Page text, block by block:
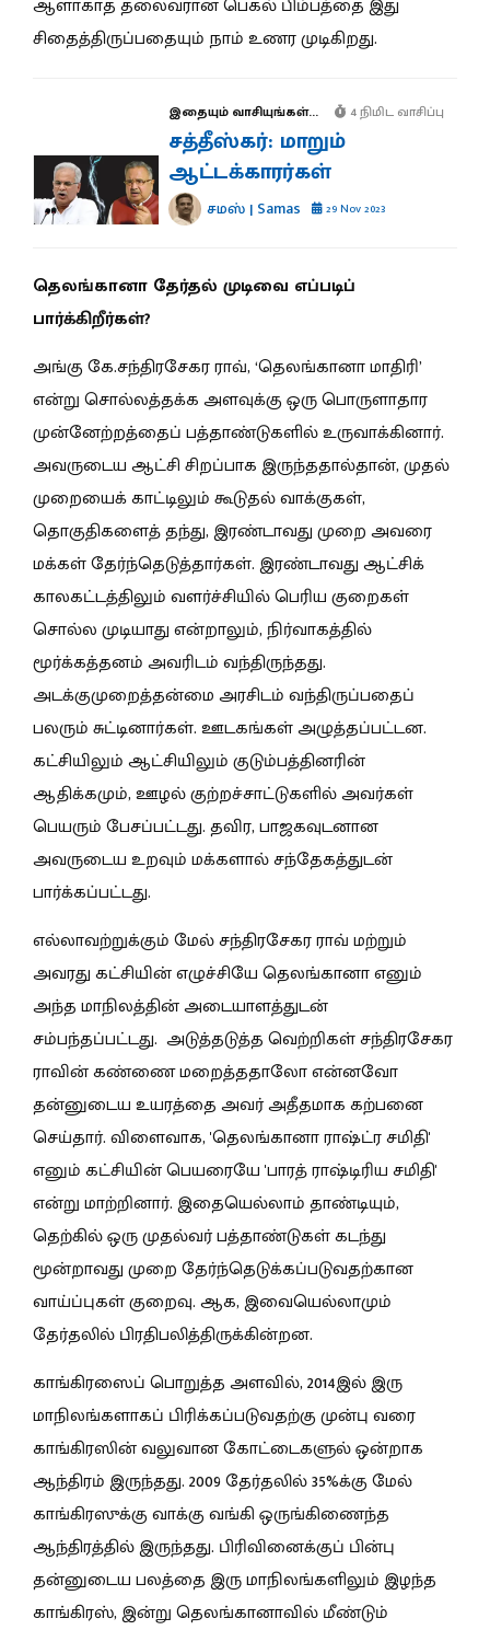
சிதைத்திருப்பதையும் நாம் உணர முடிகிறது.
இதையும் வாசியுங்கள்... 4 நிமிட வாசிப்பு
சத்தீஸ்கர்: மாறும்
ஆட்டக்காரர்கள்
சமஸ் | Samas 29 Nov 2023
தெலங்கானா தேர்தல் முடிவை எப்படிப்
பார்க்கிறீர்கள்?
அங்கு கே.சந்திரசேகர ராவ், ‘தெலங்கானா மாதிரி’
என்று சொல்லத்தக்க அளவுக்கு ஒரு பொருளாதார
முன்னேற்றத்தைப் பத்தாண்டுகளில் உருவாக்கினார்.
அவருடைய ஆட்சி சிறப்பாக இருந்ததால்தான், முதல்
முறையைக் காட்டிலும் கூடுதல் வாக்குகள்,
தொகுதிகளைத் தந்து, இரண்டாவது முறை அவரை
மக்கள் தேர்ந்தெடுத்தார்கள். இரண்டாவது ஆட்சிக்
காலகட்டத்திலும் வளர்ச்சியில் பெரிய குறைகள்
சொல்ல முடியாது என்றாலும், நிர்வாகத்தில்
மூர்க்கத்தனம் அவரிடம் வந்திருந்தது.
அடக்குமுறைத்தன்மை அரசிடம் வந்திருப்பதைப்
பலரும் சுட்டினார்கள். ஊடகங்கள் அழுத்தப்பட்டன.
கட்சியிலும் ஆட்சியிலும் குடும்பத்தினரின்
ஆதிக்கமும், ஊழல் குற்றச்சாட்டுகளில் அவர்கள்
பெயரும் பேசப்பட்டது. தவிர, பாஜகவுடனான
அவருடைய உறவும் மக்களால் சந்தேகத்துடன்
பார்க்கப்பட்டது.
எல்லாவற்றுக்கும் மேல் சந்திரசேகர ராவ் மற்றும்
அவரது கட்சியின் எழுச்சியே தெலங்கானா எனும்
அந்த மாநிலத்தின் அடையாளத்துடன்
சம்பந்தப்பட்டது. அடுத்தடுத்த வெற்றிகள் சந்திரசேகர
ராவின் கண்ணை மறைத்ததாலோ என்னவோ
தன்னுடைய உயரத்தை அவர் அதீதமாக கற்பனை
செய்தார். விளைவாக, 'தெலங்கானா ராஷ்ட்ர சமிதி'
எனும் கட்சியின் பெயரையே 'பாரத் ராஷ்டிரிய சமிதி'
என்று மாற்றினார். இதையெல்லாம் தாண்டியும்,
தெற்கில் ஒரு முதல்வர் பத்தாண்டுகள் கடந்து
மூன்றாவது முறை தேர்ந்தெடுக்கப்படுவதற்கான
வாய்ப்புகள் குறைவு. ஆக, இவையெல்லாமும்
தேர்தலில் பிரதிபலித்திருக்கின்றன.
காங்கிரஸைப் பொறுத்த அளவில், 2014இல் இரு
மாநிலங்களாகப் பிரிக்கப்படுவதற்கு முன்பு வரை
காங்கிரஸின் வலுவான கோட்டைகளுல் ஒன்றாக
ஆந்திரம் இருந்தது. 2009 தேர்தலில் 35%க்கு மேல்
காங்கிரஸுக்கு வாக்கு வங்கி ஒருங்கிணைந்த
ஆந்திரத்தில் இருந்தது. பிரிவினைக்குப் பின்பு
தன்னுடைய பலத்தை இரு மாநிலங்களிலும் இழந்த
காங்கிரஸ், இன்று தெலங்கானாவில் மீண்டும்